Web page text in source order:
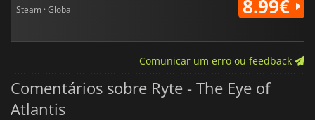
Steam · Global 8.99€
Comunicar um erro ou feedback
Comentários sobre Ryte - The Eye of
Atlantis